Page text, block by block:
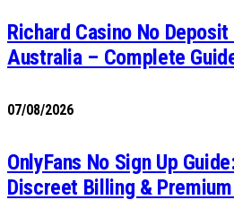
Richard Casino No
Australia – Complete
07/08/2026
OnlyFans No Sign Up
Discreet Billing &